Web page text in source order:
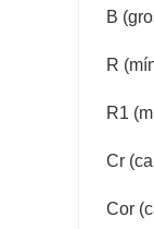
B
R
R1
Cr
Cor